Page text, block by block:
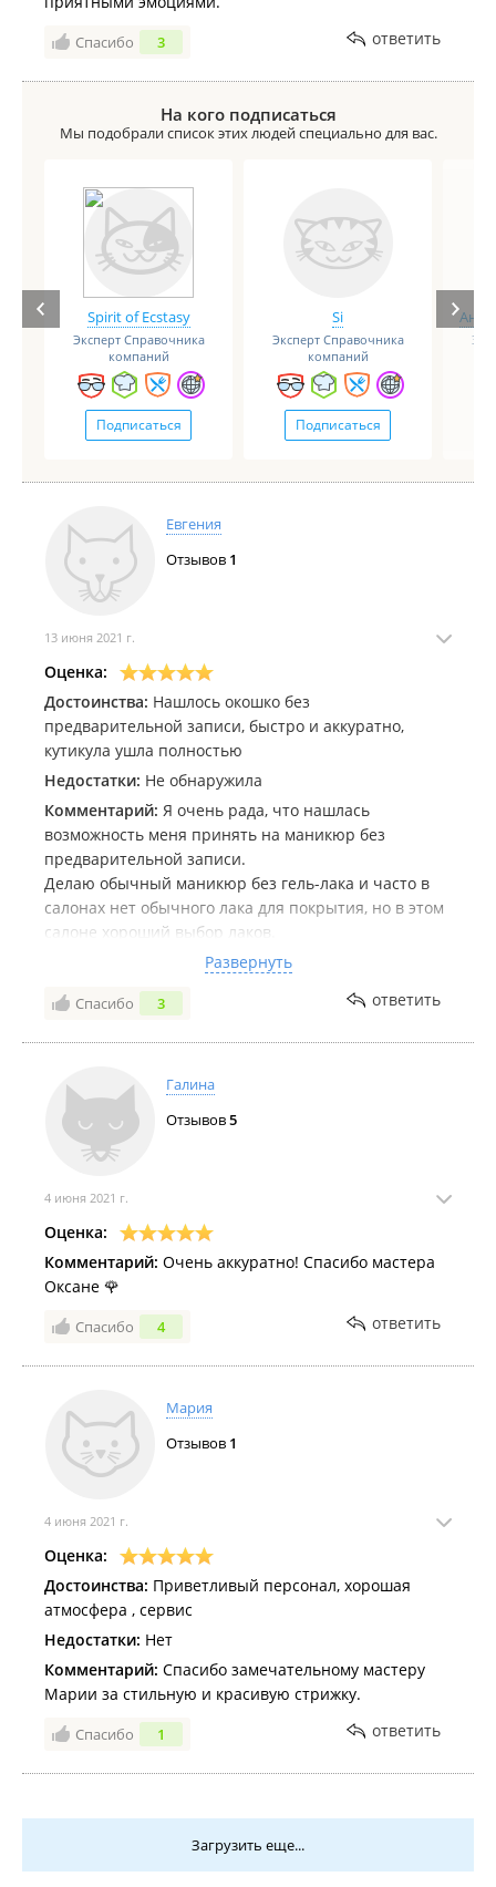
Спасибо 3 ответить
На кого подписаться
Мы подобрали список этих людей специально для вас.
Spirit of Ecstasy
Эксперт Справочника
компаний
Подписаться
Si
Эксперт Справочника
компаний
Подписаться
Евгения
Отзывов 1
13 июня 2021 г.
Оценка:
Достоинства: Нашлось окошко без
предварительной записи, быстро и аккуратно,
кутикула ушла полностью
Недостатки: Не обнаружила
Комментарий: Я очень рада, что нашлась
возможность меня принять на маникюр без
предварительной записи.
Делаю обычный маникюр без гель-лака и часто в
салонах нет обычного лака для покрытия, но в этом
салоне хороший выбор лаков.
Маникюр мастер сделала оперативно и аккуратно,
кутикула идеальная сейчас👌
Развернуть
Спасибо 3 ответить
Галина
Отзывов5
4 июня 2021 г.
Оценка:
Комментарий: Очень аккуратно! Спасибо мастера
Оксане 🌹
Спасибо 4 ответить
Мария
Отзывов 1
4 июня 2021 г.
Оценка:
Достоинства: Приветливый персонал, хорошая
атмосфера , сервис
Недостатки: Нет
Комментарий: Спасибо замечательному мастеру
Марии за стильную и красивую стрижку.
Спасибо 1 ответить
Загрузить еще...